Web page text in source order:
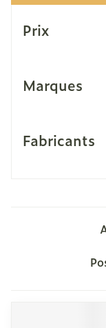
Prix
Marques
Fabricants